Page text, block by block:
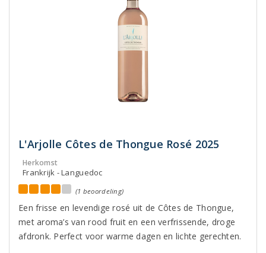
L'Arjolle Côtes de Thongue Rosé 2025
Herkomst
Frankrijk - Languedoc
(1 beoordeling)
Een frisse en levendige rosé uit de Côtes de Thongue,
met aroma’s van rood fruit en een verfrissende, droge
afdronk. Perfect voor warme dagen en lichte gerechten.